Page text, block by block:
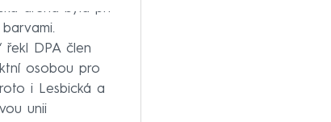
aréna byla při
řekl DPA člen
osobou pro
i Lesbická a
unii